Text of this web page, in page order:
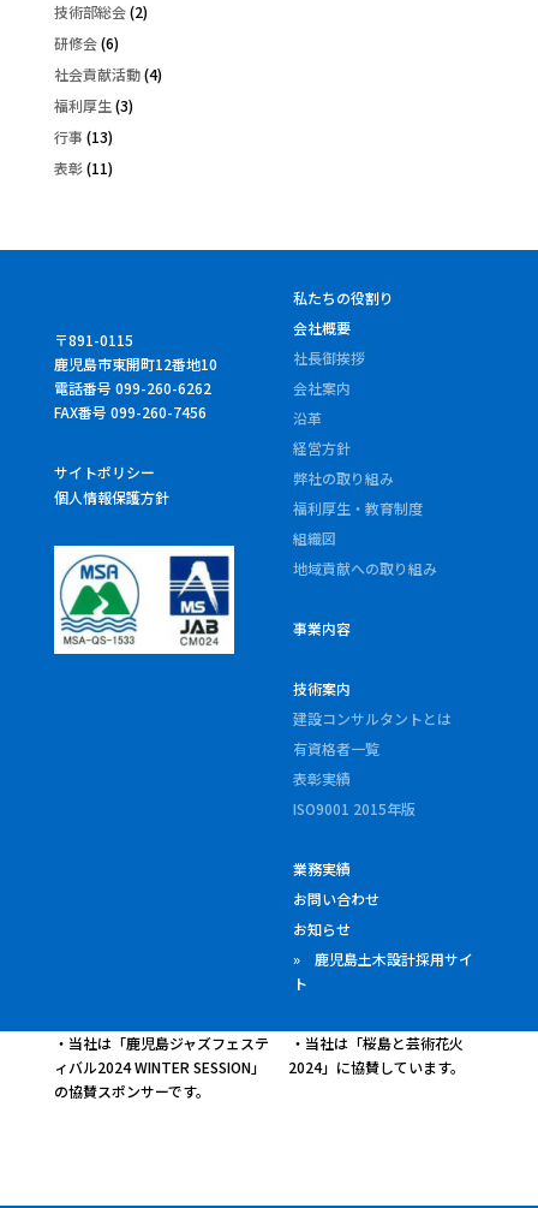
技術部総会(2)
研修会(6)
社会貢献活動(4)
福利厚生(3)
行事 (13)
表彰(11)
〒891-0115
鹿児島市東開町12番地10
電話番号 099-260-6262
FAX番号 099-260-7456
サイトポリシー
個人情報保護方針
私たちの役割り
会社概要
社長御挨拶
会社案内
沿革
経営方針
弊社の取り組み
福利厚生・教育制度
組織図
地域貢献への取り組み
事業内容
技術案内
建設コンサルタントとは
有資格者一覧
表彰実績
ISO9001 2015年版
業務実績
お問い合わせ
お知らせ
» 鹿児島土木設計採用サイ
ト
・当社は「鹿児島ジャズフェステ
ィバル2024 WINTER SESSION」
の協賛スポンサーです。
・当社は「桜島と芸術花火
2024」に協賛しています。